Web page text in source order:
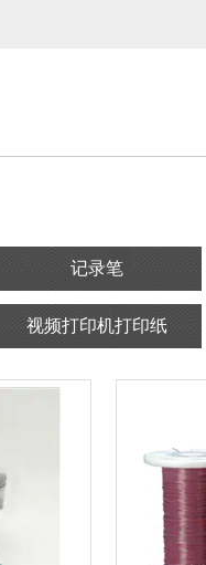
记录笔
视频打印机打印纸